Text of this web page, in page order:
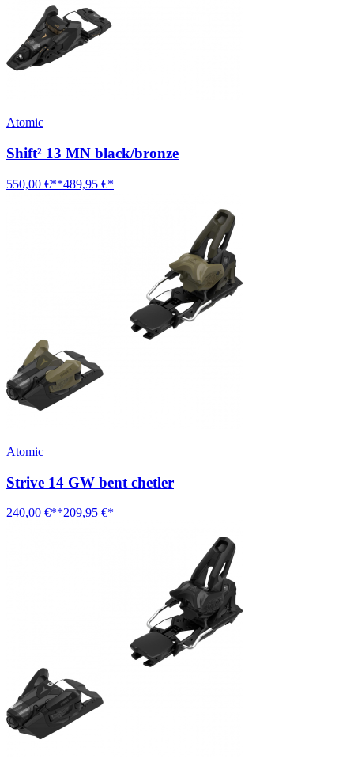
Atomic
Shift² 13 MN black/bronze
550,00 €**489,95 €*
Atomic
Strive 14 GW bent chetler
240,00 €**209,95 €*